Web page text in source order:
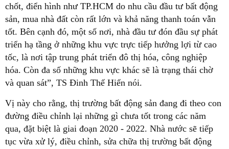
chốt, điển hình như TP.HCM do nhu cầu đầu tư bất động
sản, mua nhà đất còn rất lớn và khả năng thanh toán vẫn
tốt. Bên cạnh đó, một số nơi, nhà đầu tư đón đầu sự phát
triển hạ tầng ở những khu vực trực tiếp hưởng lợi từ cao
tốc, là nơi tập trung phát triển đô thị hóa, công nghiệp
hóa. Còn đa số những khu vực khác sẽ là trạng thái chờ
và quan sát”, TS Đinh Thế Hiển nói.
Vị này cho rằng, thị trường bất động sản đang đi theo con
đường điều chỉnh lại những gì chưa tốt trong các năm
qua, đặt biệt là giai đoạn 2020 - 2022. Nhà nước sẽ tiếp
tục vừa xử lý, điều chỉnh, sửa chữa thị trường bất động